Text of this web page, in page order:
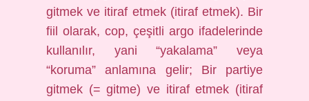
gitmek ve itiraf etmek (itiraf etmek). Bir
fiil olarak, cop, çeşitli argo ifadelerinde
kullanılır, yani “yakalama” veya
“koruma” anlamına gelir; Bir partiye
gitmek (= gitme) ve itiraf etmek (itiraf